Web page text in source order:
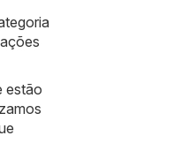
estão